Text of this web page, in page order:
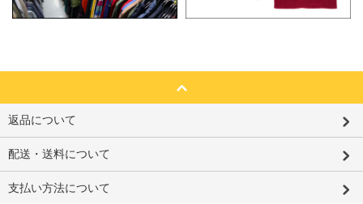
返品について
配送・送料について
支払い方法について